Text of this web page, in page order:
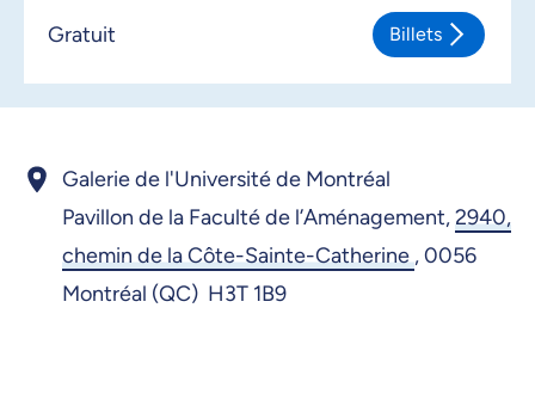
Gratuit Billets
Galerie de l'Université de Montréal
Pavillon de la Faculté de l’Aménagement,2940,
chemin de la Côte-Sainte-Catherine ,0056
Montréal (QC) H3T 1B9